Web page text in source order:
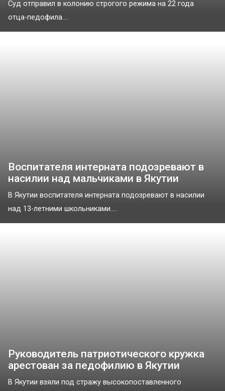
Суд отправил в колонию строгого режима на 22 года
отца-педофила....
Воспитателя интерната подозревают в
насилии над мальчиками в Якутии
В Якутии воспитателя интерната подозревают в насилии
над 13-летними школьниками....
Руководитель патриотического кружка
арестован за педофилию в Якутии
В Якутии взяли под стражу высокопоставленного